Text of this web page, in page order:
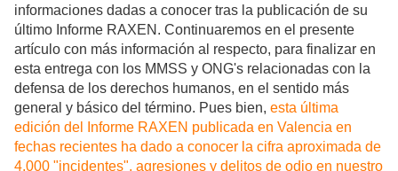
informaciones dadas a conocer tras la publicación de su
último Informe RAXEN. Continuaremos en el presente
artículo con más información al respecto, para finalizar en
esta entrega con los MMSS y ONG's relacionadas con la
defensa de los derechos humanos, en el sentido más
general y básico del término. Pues bien, esta última
edición del Informe RAXEN publicada en Valencia en
fechas recientes ha dado a conocer la cifra aproximada de
4.000 "incidentes", agresiones y delitos de odio en nuestro